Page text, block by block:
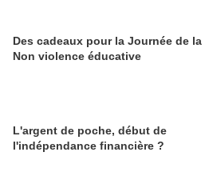
Des cadeaux pour la Journée de la
Non violence éducative
L'argent de poche, début de
l'indépendance financière ?